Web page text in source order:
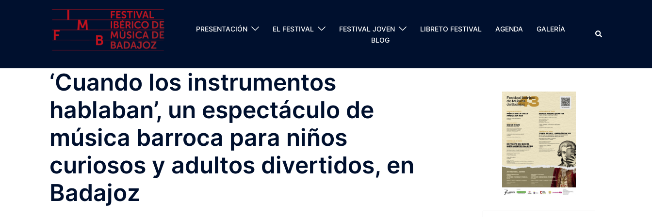
PRESENTACIÓN EL FESTIVAL FESTIVAL JOVEN LIBRETO FESTIVAL AGENDA
GALERÍA
BLOG
Buscar
‘Cuando los instrumentos
hablaban’, un espectáculo de
música barroca para niños
curiosos y adultos divertidos, en
Badajoz